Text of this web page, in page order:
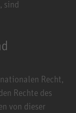
sind
Recht,
Rechte des
von dieser